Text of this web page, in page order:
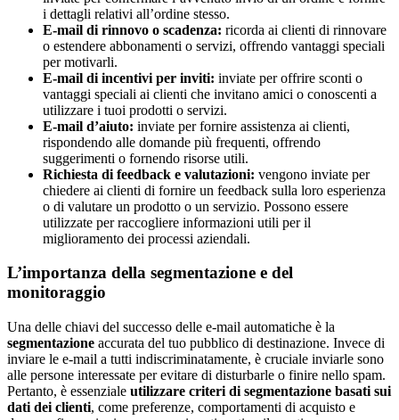
i dettagli relativi all’ordine stesso.
E-mail di rinnovo o scadenza: ricorda ai clienti di rinnovare
o estendere abbonamenti o servizi, offrendo vantaggi speciali
per motivarli.
E-mail di incentivi per inviti: inviate per offrire sconti o
vantaggi speciali ai clienti che invitano amici o conoscenti a
utilizzare i tuoi prodotti o servizi.
E-mail d’aiuto: inviate per fornire assistenza ai clienti,
rispondendo alle domande più frequenti, offrendo
suggerimenti o fornendo risorse utili.
Richiesta di feedback e valutazioni: vengono inviate per
chiedere ai clienti di fornire un feedback sulla loro esperienza
o di valutare un prodotto o un servizio. Possono essere
utilizzate per raccogliere informazioni utili per il
miglioramento dei processi aziendali.
L’importanza della segmentazione e del
monitoraggio
Una delle chiavi del successo delle e-mail automatiche è la
segmentazione accurata del tuo pubblico di destinazione. Invece di
inviare le e-mail a tutti indiscriminatamente, è cruciale inviarle sono
alle persone interessate per evitare di disturbarle o finire nello spam.
Pertanto, è essenziale utilizzare criteri di segmentazione basati sui
dati dei clienti, come preferenze, comportamenti di acquisto e